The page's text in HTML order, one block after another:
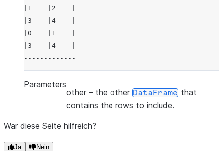
|1    |2    |
|3    |4    |
|0    |1    |
|3    |4    |
-------------
Parameters
other – the other DataFrame that
contains the rows to include.
War diese Seite hilfreich?
Ja Nein